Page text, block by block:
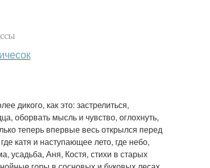
дикого, как это: застрелиться,
оборвать мысль и чувство, оглохнуть,
теперь впервые весь открылся перед
катя и наступающее лето, где небо,
усадьба, Аня, Костя, стихи в старых